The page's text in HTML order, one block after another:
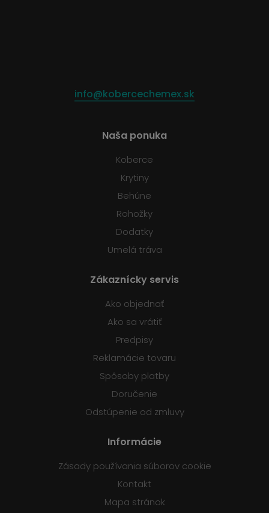
info@kobercechemex.sk
Naša ponuka
Koberce
Krytiny
Behúne
Rohožky
Dodatky
Umelá tráva
Zákaznícky servis
Ako objednať
Ako sa vrátiť
Predpisy
Reklamácie tovaru
Spôsoby platby
Doručenie
Odstúpenie od zmluvy
Informácie
Zásady používania súborov cookie
Kontakt
Mapa stránok